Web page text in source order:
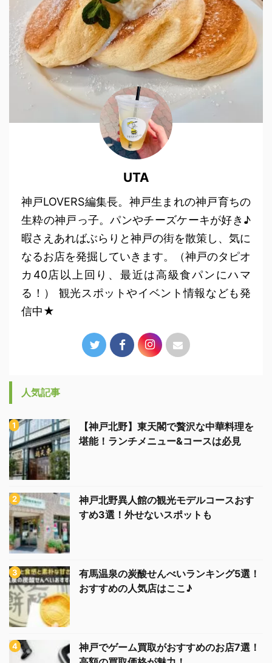
UTA
神戸LOVERS編集長。神戸生まれの神戸育ちの
生粋の神戸っ子。パンやチーズケーキが好き♪
暇さえあればぶらりと神戸の街を散策し、気に
なるお店を発掘していきます。（神戸のタピオ
カ40店以上回り、最近は高級食パンにハマ
る！） 観光スポットやイベント情報なども発
信中★
人気記事
【神戸北野】東天閣で贅沢な中華料理を
堪能！ランチメニュー&コースは必見
神戸北野異人館の観光モデルコースおす
すめ3選！外せないスポットも
有馬温泉の炭酸せんべいランキング5選！
おすすめの人気店はここ♪
神戸でゲーム買取がおすすめのお店7選！